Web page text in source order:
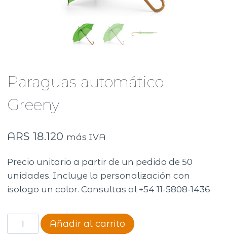
Paraguas automático
Greeny
ARS 18.120 más IVA
Precio unitario a partir de un pedido de 50
unidades. Incluye la personalización con
isologo un color. Consultas al +54 11-5808-1436
Paraguas
automático
Añadir al carrito